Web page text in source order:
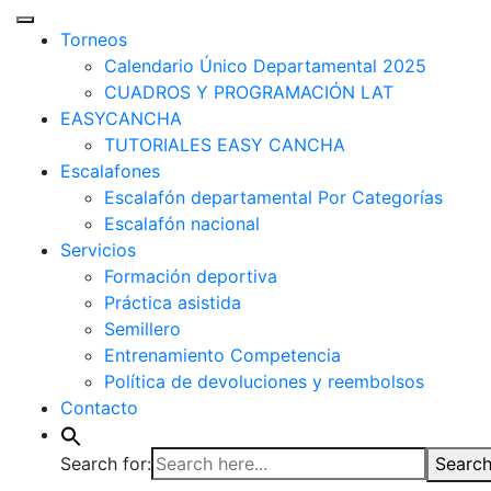
Torneos
Calendario Único Departamental 2025
CUADROS Y PROGRAMACIÓN LAT
EASYCANCHA
TUTORIALES EASY CANCHA
Escalafones
Escalafón departamental Por Categorías
Escalafón nacional
Servicios
Formación deportiva
Práctica asistida
Semillero
Entrenamiento Competencia
Política de devoluciones y reembolsos
Contacto
Search for: